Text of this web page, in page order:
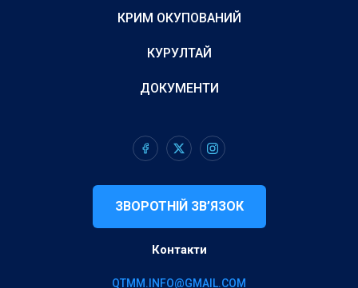
КРИМ ОКУПОВАНИЙ
КУРУЛТАЙ
ДОКУМЕНТИ
ЗВОРОТНІЙ ЗВ’ЯЗОК
Контакти
QTMM.INFO@GMAIL.COM